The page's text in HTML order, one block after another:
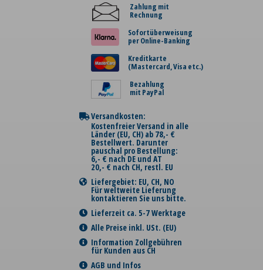
Zahlung mit
Rechnung
Sofortüberweisung
per Online-Banking
Kreditkarte
(Mastercard, Visa etc.)
Bezahlung
mit PayPal
Versandkosten:
Kostenfreier Versand in alle
Länder (EU, CH) ab 78,- €
Bestellwert. Darunter
pauschal pro Bestellung:
6,- € nach DE und AT
20,- € nach CH, restl. EU
Liefergebiet: EU, CH, NO
Für weltweite Lieferung
kontaktieren Sie uns bitte.
Lieferzeit ca. 5-7 Werktage
Alle Preise inkl. USt. (EU)
Information Zollgebühren
für Kunden aus CH
AGB und Infos